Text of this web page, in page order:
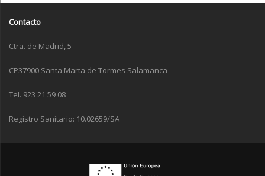
Contacto
Ctra. de Madrid, 5
CP37900 Santa Marta de Tormes Salamanca
Tel. 923 21 59 08
Registro Sanitario: 10.02659/SA